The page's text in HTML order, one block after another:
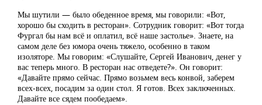
Мы шутили — было обеденное время, мы говорили: «Вот,
хорошо бы сходить в ресторан». Сотрудник говорит: «Вот тогда
Фургал бы нам всё и оплатил, всё наше застолье». Знаете, на
самом деле без юмора очень тяжело, особенно в таком
изоляторе. Мы говорим: «Слушайте, Сергей Иванович, денег у
вас теперь много. В ресторан нас отведете?». Он говорит:
«Давайте прямо сейчас. Прямо возьмем весь конвой, заберем
всех-всех, посадим за один стол. Я готов. Всех заключенных.
Давайте все сядем пообедаем».